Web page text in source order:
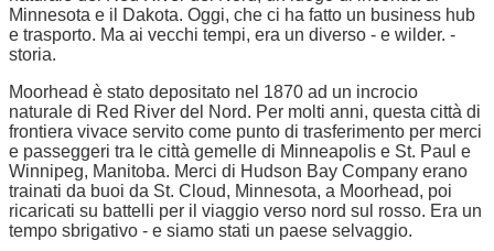
Minnesota e il Dakota. Oggi, che ci ha fatto un business hub
e trasporto. Ma ai vecchi tempi, era un diverso - e wilder. -
storia.
Moorhead è stato depositato nel 1870 ad un incrocio
naturale di Red River del Nord. Per molti anni, questa città di
frontiera vivace servito come punto di trasferimento per merci
e passeggeri tra le città gemelle di Minneapolis e St. Paul e
Winnipeg, Manitoba. Merci di Hudson Bay Company erano
trainati da buoi da St. Cloud, Minnesota, a Moorhead, poi
ricaricati su battelli per il viaggio verso nord sul rosso. Era un
tempo sbrigativo - e siamo stati un paese selvaggio.